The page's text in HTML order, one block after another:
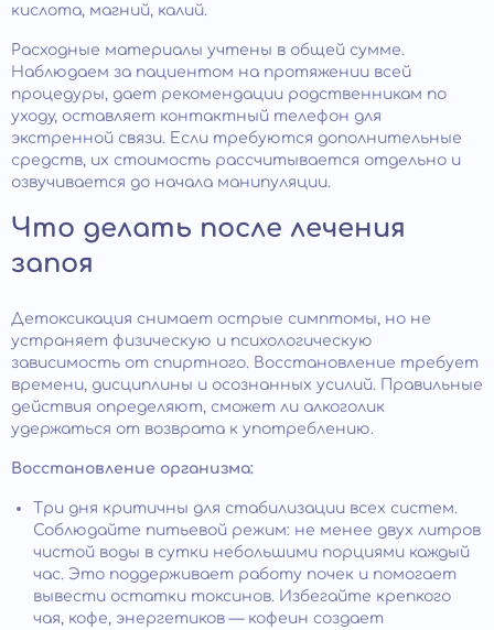
кислота, магний, калий.
Расходные материалы учтены в общей сумме.
Наблюдаем за пациентом на протяжении всей
процедуры, дает рекомендации родственникам по
уходу, оставляет контактный телефон для
экстренной связи. Если требуются дополнительные
средств, их стоимость рассчитывается отдельно и
озвучивается до начала манипуляции.
Что делать после лечения
запоя
Детоксикация снимает острые симптомы, но не
устраняет физическую и психологическую
зависимость от спиртного. Восстановление требует
времени, дисциплины и осознанных усилий. Правильные
действия определяют, сможет ли алкоголик
удержаться от возврата к употреблению.
Восстановление организма:
Три дня критичны для стабилизации всех систем.
Соблюдайте питьевой режим: не менее двух литров
чистой воды в сутки небольшими порциями каждый
час. Это поддерживает работу почек и помогает
вывести остатки токсинов. Избегайте крепкого
чая, кофе, энергетиков — кофеин создает